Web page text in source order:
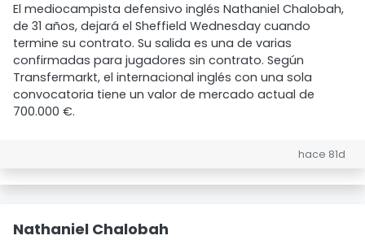
El mediocampista defensivo inglés Nathaniel Chalobah,
de 31 años, dejará el Sheffield Wednesday cuando
termine su contrato. Su salida es una de varias
confirmadas para jugadores sin contrato. Según
Transfermarkt, el internacional inglés con una sola
convocatoria tiene un valor de mercado actual de
700.000 €.
hace 81d
Nathaniel Chalobah